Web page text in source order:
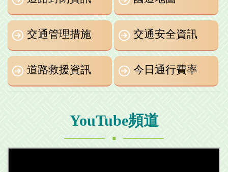
交通管理措施 交通安全資訊
道路救援資訊 今日通行費率
YouTube頻道
.